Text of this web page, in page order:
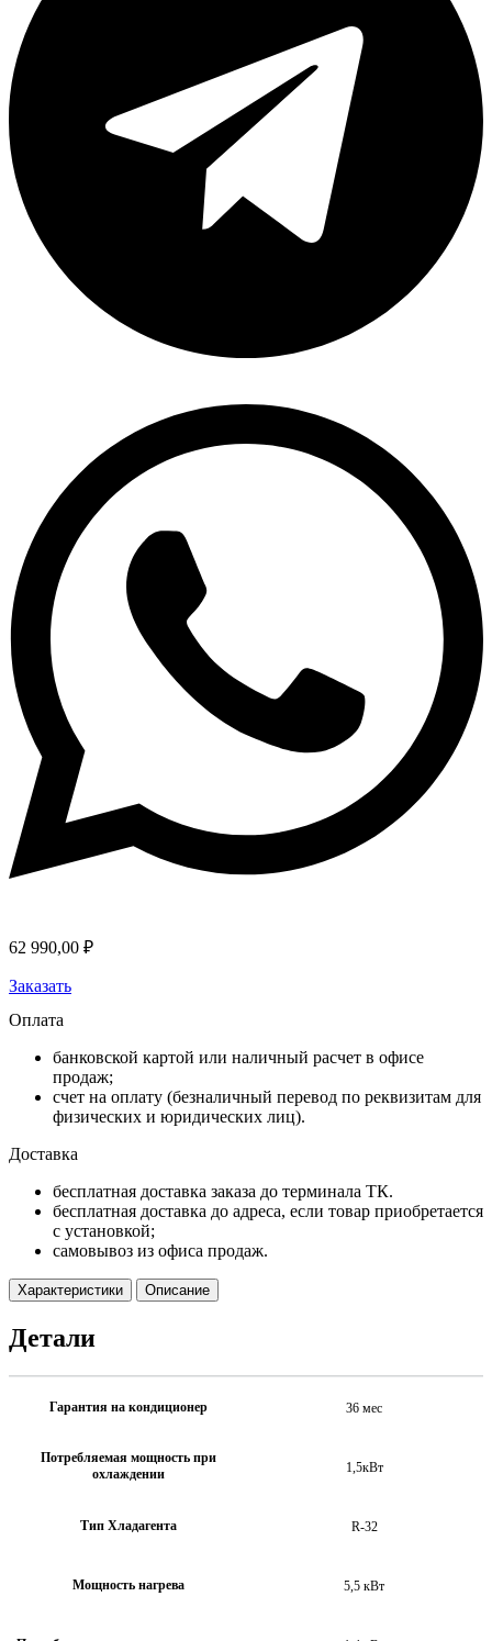
62 990,00 ₽
Заказать
Оплата
банковской картой или наличный расчет в офисе
продаж;
счет на оплату (безналичный перевод по реквизитам для
физических и юридических лиц).
Доставка
бесплатная доставка заказа до терминала ТК.
бесплатная доставка до адреса, если товар приобретается
с установкой;
самовывоз из офиса продаж.
Характеристики Описание
Детали
Гарантия на кондиционер 36 мес
Потребляемая мощность при
охлаждении
1,5кВт
Тип Хладагента R-32
Мощность нагрева 5,5 кВт